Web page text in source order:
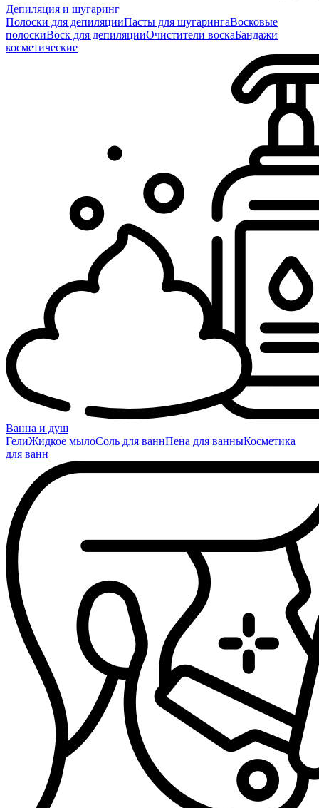
Депиляция и шугаринг
Полоски для депиляцииПасты для шугарингаВосковые
полоскиВоск для депиляцииОчистители воскаБандажи
косметические
Ванна и душ
ГелиЖидкое мылоСоль для ваннПена для ванныКосметика
для ванн